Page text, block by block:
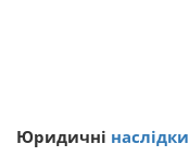
Юридичні наслідки